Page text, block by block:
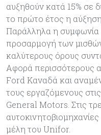
αυξηθούν κατά 15% σε
το πρώτο έτος η αύξηση
Παράλληλα η συμφωνία
προσαρμογή των
καλύτερους όρους
Αφορά περισσότερους
Ford Καναδά και
τους εργαζόμενους
General Motors. Στις
μέλη του Unifor.